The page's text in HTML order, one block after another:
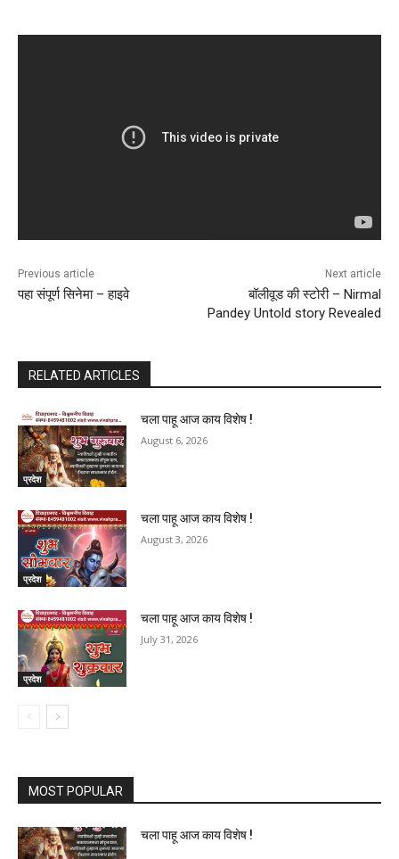
Previous article
पहा संपूर्ण सिनेमा – हाइवे
Next article
बॉलीवूड की स्टोरी – Nirmal
Pandey Untold story Revealed
RELATED ARTICLES
प्रदेश
चला पाहू आज काय विशेष !
August 6, 2026
प्रदेश
चला पाहू आज काय विशेष !
August 3, 2026
प्रदेश
चला पाहू आज काय विशेष !
July 31, 2026
MOST POPULAR
चला पाहू आज काय विशेष !